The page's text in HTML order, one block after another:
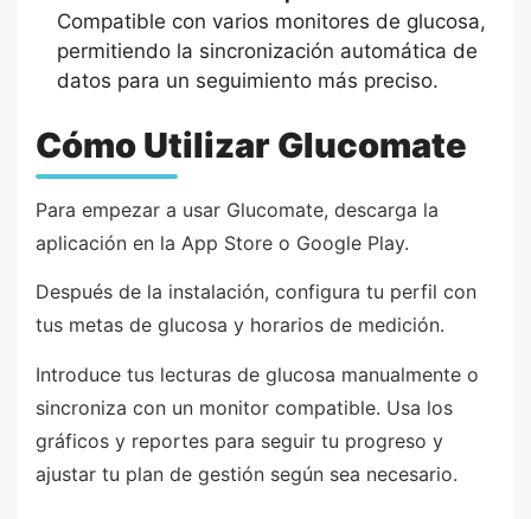
Compatible con varios monitores de glucosa,
permitiendo la sincronización automática de
datos para un seguimiento más preciso.
Cómo Utilizar Glucomate
Para empezar a usar Glucomate, descarga la
aplicación en la App Store o Google Play.
Después de la instalación, configura tu perfil con
tus metas de glucosa y horarios de medición.
Introduce tus lecturas de glucosa manualmente o
sincroniza con un monitor compatible. Usa los
gráficos y reportes para seguir tu progreso y
ajustar tu plan de gestión según sea necesario.